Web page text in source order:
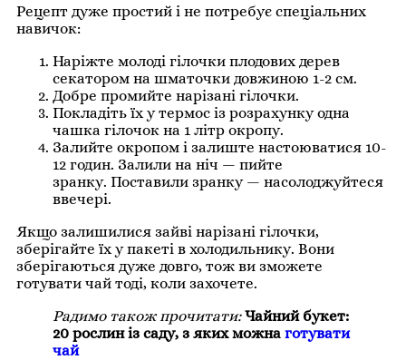
Рецепт дуже простий і не потребує спеціальних
навичок:
Наріжте молоді гілочки плодових дерев
секатором на шматочки довжиною 1-2 см.
Добре промийте нарізані гілочки.
Покладіть їх у термос із розрахунку одна
чашка гілочок на 1 літр окропу.
Залийте окропом і залиште настоюватися 10-
12 годин. Залили на ніч — пийте
зранку. Поставили зранку — насолоджуйтеся
ввечері.
Якщо залишилися зайві нарізані гілочки,
зберігайте їх у пакеті в холодильнику. Вони
зберігаються дуже довго, тож ви зможете
готувати чай тоді, коли захочете.
Радимо також прочитати:Чайний букет:
20 рослин із саду, з яких можна готувати
чай